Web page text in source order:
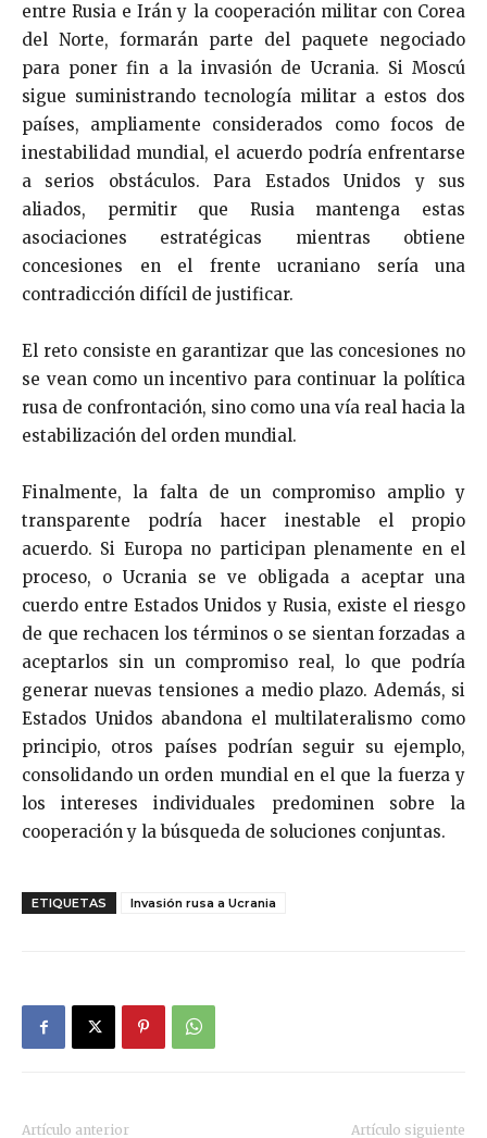
entre Rusia e Irán y la cooperación militar con Corea
del Norte, formarán parte del paquete negociado
para poner fin a la invasión de Ucrania. Si Moscú
sigue suministrando tecnología militar a estos dos
países, ampliamente considerados como focos de
inestabilidad mundial, el acuerdo podría enfrentarse
a serios obstáculos. Para Estados Unidos y sus
aliados, permitir que Rusia mantenga estas
asociaciones estratégicas mientras obtiene
concesiones en el frente ucraniano sería una
contradicción difícil de justificar.
El reto consiste en garantizar que las concesiones no
se vean como un incentivo para continuar la política
rusa de confrontación, sino como una vía real hacia la
estabilización del orden mundial.
Finalmente, la falta de un compromiso amplio y
transparente podría hacer inestable el propio
acuerdo. Si Europa no participan plenamente en el
proceso, o Ucrania se ve obligada a aceptar una
cuerdo entre Estados Unidos y Rusia, existe el riesgo
de que rechacen los términos o se sientan forzadas a
aceptarlos sin un compromiso real, lo que podría
generar nuevas tensiones a medio plazo. Además, si
Estados Unidos abandona el multilateralismo como
principio, otros países podrían seguir su ejemplo,
consolidando un orden mundial en el que la fuerza y
los intereses individuales predominen sobre la
cooperación y la búsqueda de soluciones conjuntas.
ETIQUETAS Invasión rusa a Ucrania
Artículo anterior Artículo siguiente